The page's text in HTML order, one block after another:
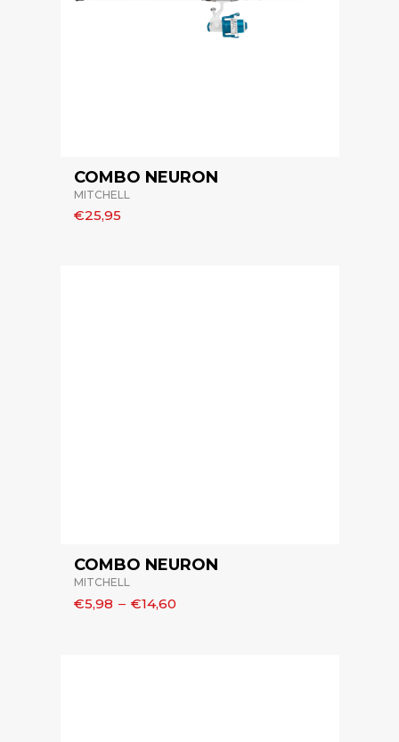
COMBO NEURON
MITCHELL
€25,95
COMBO NEURON
MITCHELL
€5,98 – €14,60